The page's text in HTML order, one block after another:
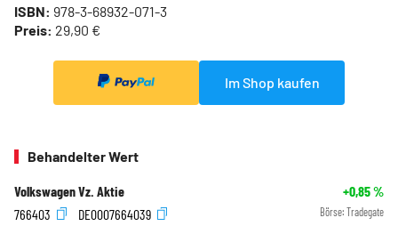
ISBN: 978-3-68932-071-3
Preis: 29,90 €
Im Shop kaufen
Behandelter Wert
Volkswagen Vz. Aktie +0,85%
766403
DE0007664039 Börse: Tradegate